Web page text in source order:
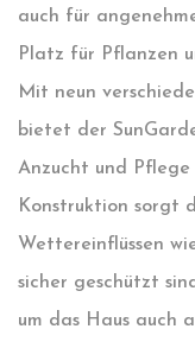
auch für
Platz für Pflanzen
Mit neun
bietet der
Anzucht und
Konstruktion sorgt
Wettereinflüssen
sicher geschützt
um das Haus auch